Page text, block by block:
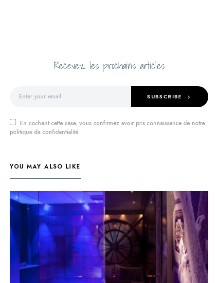
Recevez les prochains articles
SUBSCRIBE
En cochant cette case, vous confirmez avoir pris connaissance de notre
politique de confidentialité
YOU MAY ALSO LIKE